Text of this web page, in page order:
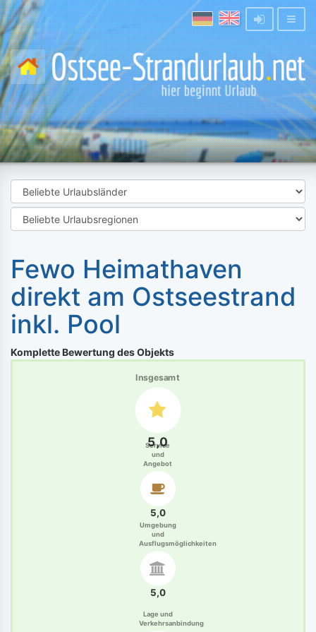
Fewo Heimathaven
direkt am Ostseestrand
inkl. Pool
Komplette Bewertung des Objekts
Insgesamt
5,0
Service
und
Angebot
5,0
Umgebung
und
Ausflugsmöglichkeiten
5,0
Lage und
Verkehrsanbindung